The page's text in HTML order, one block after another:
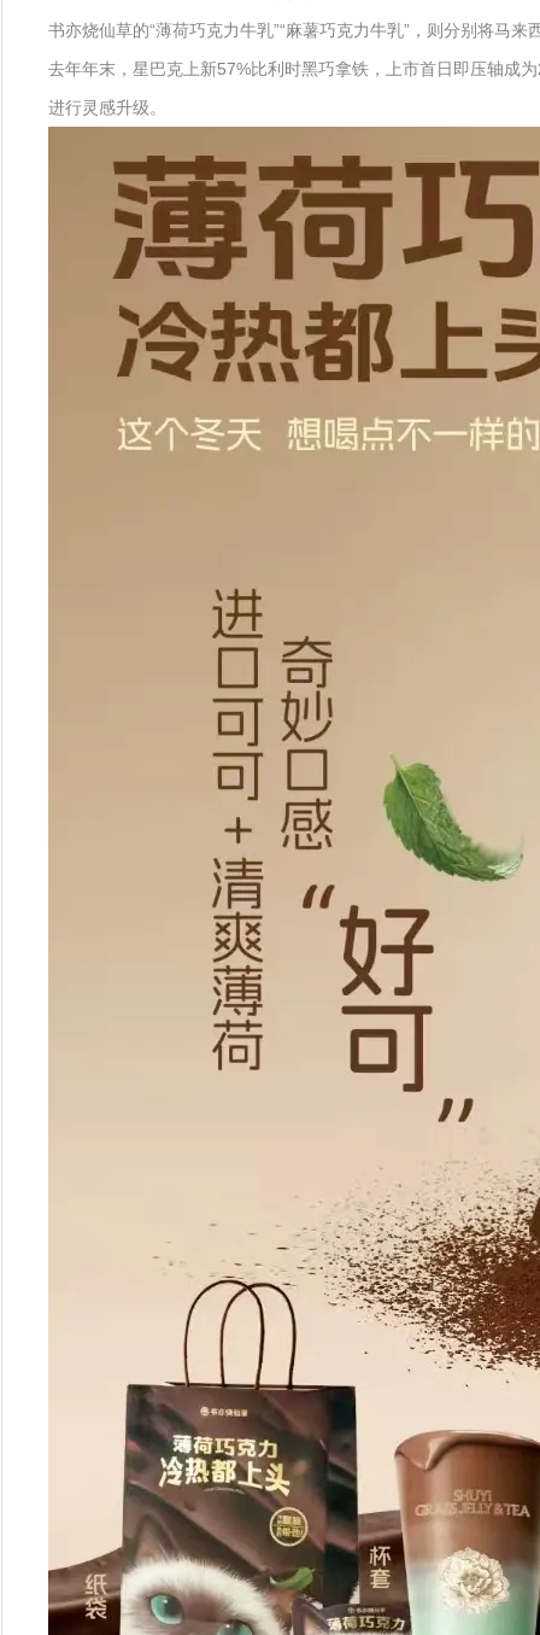
书亦烧仙草的“薄荷巧克力牛乳”“麻薯巧克力牛乳”，则分别将马
去年年末，星巴克上新57%比利时黑巧拿铁，上市首日即压轴成
进行灵感升级。